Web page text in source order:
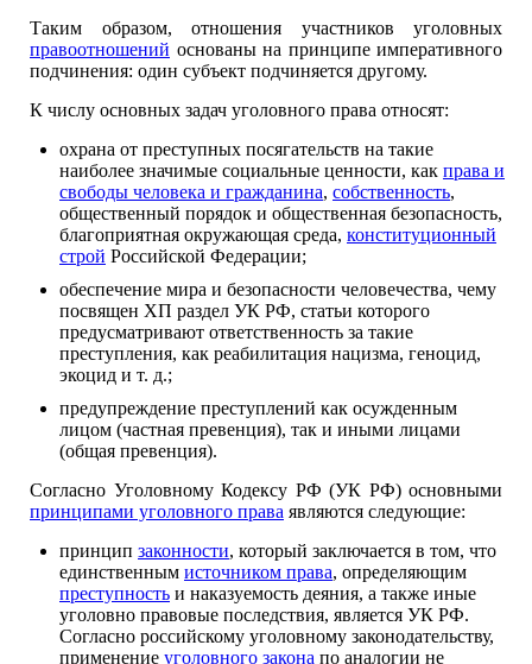
Таким образом, отношения участников уголовных
правоотношений основаны на принципе императивного
подчинения: один субъект подчиняется другому.
К числу основных задач уголовного права относят:
охрана от преступных посягательств на такие
наиболее значимые социальные ценности, как права и
свободы человека и гражданина, собственность,
общественный порядок и общественная безопасность,
благоприятная окружающая среда, конституционный
строй Российской Федерации;
обеспечение мира и безопасности человечества, чему
посвящен ХП раздел УК РФ, статьи которого
предусматривают ответственность за такие
преступления, как реабилитация нацизма, геноцид,
экоцид и т. д.;
предупреждение преступлений как осужденным
лицом (частная превенция), так и иными лицами
(общая превенция).
Согласно Уголовному Кодексу РФ (УК РФ) основными
принципами уголовного права являются следующие:
принцип законности, который заключается в том, что
единственным источником права, определяющим
преступность и наказуемость деяния, а также иные
уголовно правовые последствия, является УК РФ.
Согласно российскому уголовному законодательству,
применение уголовного закона по аналогии не